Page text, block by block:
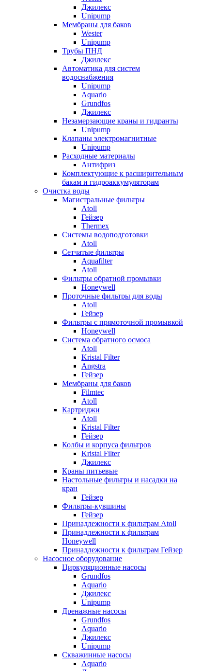
Джилекс
Unipump
Мембраны для баков
Wester
Unipump
Трубы ПНД
Джилекс
Автоматика для систем
водоснабжения
Unipump
Aquario
Grundfos
Джилекс
Незамерзающие краны и гидранты
Unipump
Клапаны электромагнитные
Unipump
Расходные материалы
Антифриз
Комплектующие к расширительным
бакам и гидроаккумуляторам
Очистка воды
Магистральные фильтры
Atoll
Гейзер
Thermex
Системы водоподготовки
Atoll
Сетчатые фильтры
Aquafilter
Atoll
Фильтры обратной промывки
Honeywell
Проточные фильтры для воды
Atoll
Гейзер
Фильтры с прямоточной промывкой
Honeywell
Система обратного осмоса
Atoll
Kristal Filter
Angstra
Гейзер
Мембраны для баков
Filmtec
Atoll
Картриджи
Atoll
Kristal Filter
Гейзер
Колбы и корпуса фильтров
Kristal Filter
Джилекс
Краны питьевые
Настольные фильтры и насадки на
кран
Гейзер
Фильтры-кувшины
Гейзер
Принадлежности к фильтрам Atoll
Принадлежности к фильтрам
Honeywell
Принадлежности к фильтрам Гейзер
Насосное оборудование
Циркуляционные насосы
Grundfos
Aquario
Джилекс
Unipump
Дренажные насосы
Grundfos
Aquario
Джилекс
Unipump
Скважинные насосы
Aquario